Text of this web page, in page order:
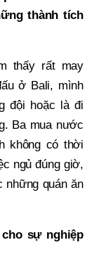
thành tích
thấy rất may
ở Bali, mình
đội hoặc là đi
Ba mua nước
không có thời
ngủ đúng giờ,
quán ăn
sự nghiệp